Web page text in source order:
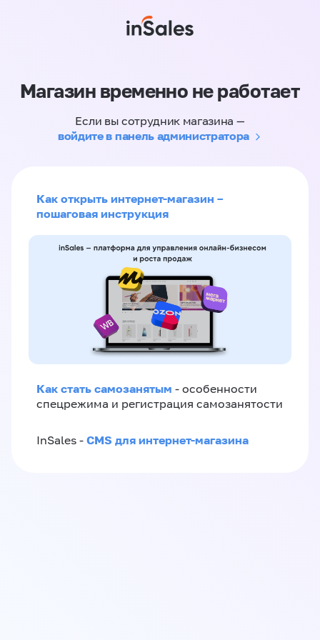
Магазин временно не работает
Если вы сотрудник магазина —
войдите в панель администратора
Как открыть интернет-магазин –
пошаговая инструкция
Как стать самозанятым - особенности
спецрежима и регистрация самозанятости
InSales - CMS для интернет-магазина